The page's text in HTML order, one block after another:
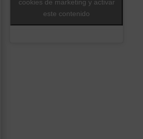
cookies de marketing y activar
este contenido